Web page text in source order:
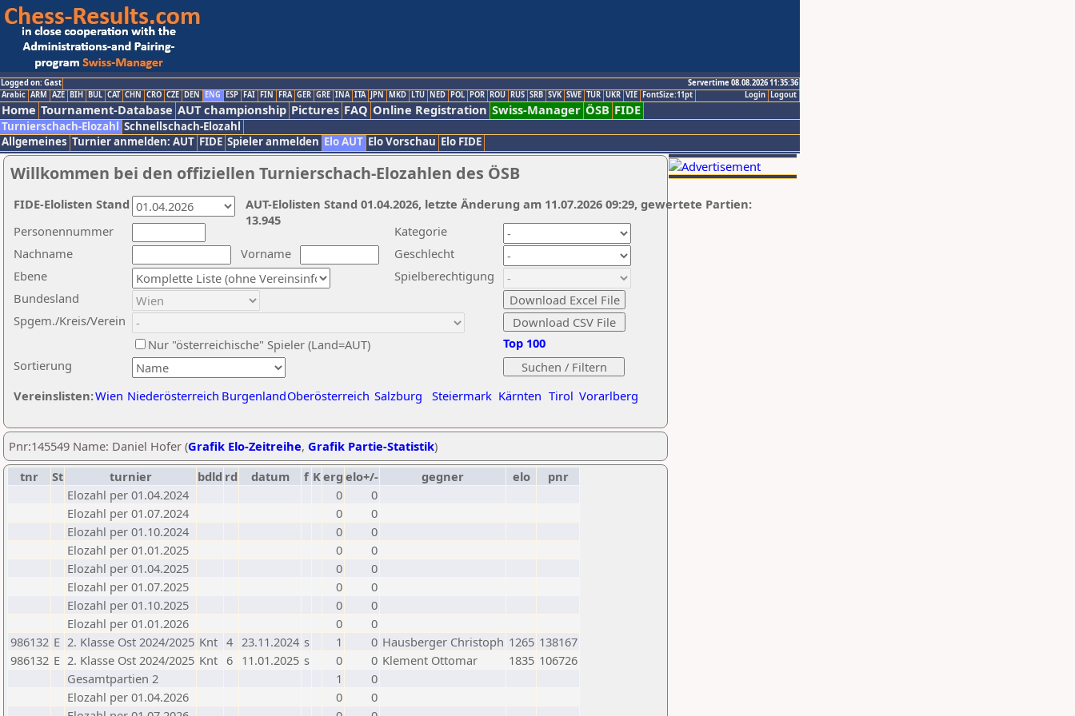
Logged on: Gast
Servertime 08.08.2026 11:35:36
Logout
Login
Arabic ARM AZE BIH BUL CAT CHN CRO CZE DEN ENG ESP FAI FIN FRA GER GRE INA ITA JPN MKD LTU NED POL POR ROU RUS SRB SVK SWE TUR UKR VIE FontSize:11pt
Home Tournament-Database AUT championship Pictures FAQ Online Registration Swiss-Manager ÖSB FIDE
Turnierschach-Elozahl Schnellschach-Elozahl
Allgemeines Turnier anmelden: AUT FIDE Spieler anmelden Elo AUT Elo Vorschau Elo FIDE
Willkommen bei den offiziellen Turnierschach-Elozahlen des ÖSB
Nachname
Vorname
Ebene
Kategorie
Sortierung
Personennummer
Bundesland
Spgem./Kreis/Verein
Geschlecht
Nur "österreichische" Spieler (Land=AUT)
Spielberechtigung
Vereinslisten:Wien Niederösterreich BurgenlandOberösterreich Salzburg Steiermark Kärnten Tirol Vorarlberg
Top 100
AUT-Elolisten Stand 01.04.2026, letzte Änderung am 11.07.2026 09:29, gewertete Partien:
13.945
FIDE-Elolisten Stand
Pnr:145549 Name: Daniel Hofer (Grafik Elo-Zeitreihe, Grafik Partie-Statistik)
tnr
St turnier bdld rd datum f Kerg elo+/- gegner elo
pnr
Elozahl per 01.04.2024
0
0
Elozahl per 01.07.2024
0
0
Elozahl per 01.10.2024
0
0
Elozahl per 01.01.2025
0
0
Elozahl per 01.04.2025
0
0
Elozahl per 01.07.2025
0
0
Elozahl per 01.10.2025
0
0
Elozahl per 01.01.2026
0
0
986132 E 2. Klasse Ost 2024/2025 Knt 4 23.11.2024 s 1 0 Hausberger Christoph 1265 138167
986132 E 2. Klasse Ost 2024/2025 Knt 6 11.01.2025 s 0 0 Klement Ottomar 1835 106726
Gesamtpartien 2
1
0
Elozahl per 01.04.2026
0
0